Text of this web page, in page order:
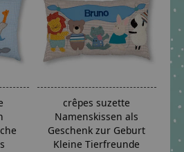
crêpes suzette
Namenskissen als
Geschenk zur Geburt
Kleine Tierfreunde